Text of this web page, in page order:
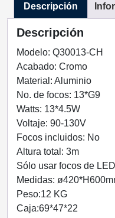
LUCES
Q30013-
CH
QUOR
LIGHTING
cantidad
Descripción
Descripción
Modelo: Q30013-CH
Acabado: Cromo
Material: Aluminio
No. de focos: 13*G9
Watts: 13*4.5W
Voltaje: 90-130V
Focos incluidos: No
Altura total: 3m
Sólo usar focos de LED
Medidas:
Peso:12 KG
Caja:69*47*22